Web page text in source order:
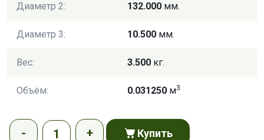
Диаметр 2: 132.000 мм.
Диаметр 3: 10.500 мм.
Вес: 3.500 кг.
Объём: 0.031250 м3
Купить